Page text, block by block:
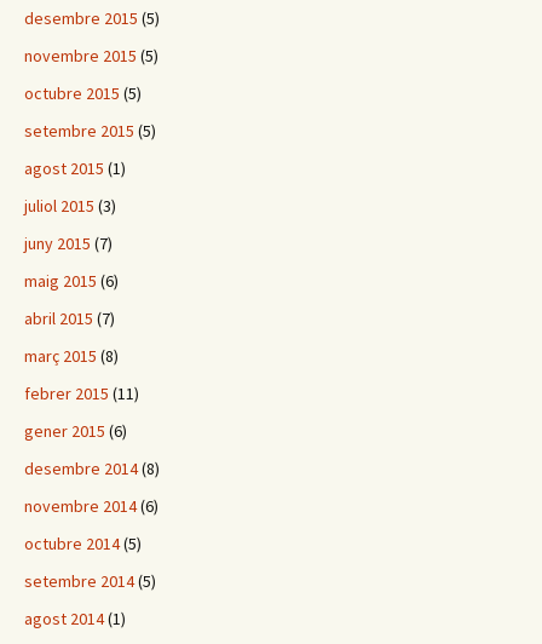
desembre 2015 (5)
novembre 2015 (5)
octubre 2015 (5)
setembre 2015 (5)
agost 2015 (1)
juliol 2015 (3)
juny 2015 (7)
maig 2015 (6)
abril 2015 (7)
març 2015 (8)
febrer 2015 (11)
gener 2015 (6)
desembre 2014(8)
novembre 2014(6)
octubre 2014(5)
setembre 2014(5)
agost 2014(1)